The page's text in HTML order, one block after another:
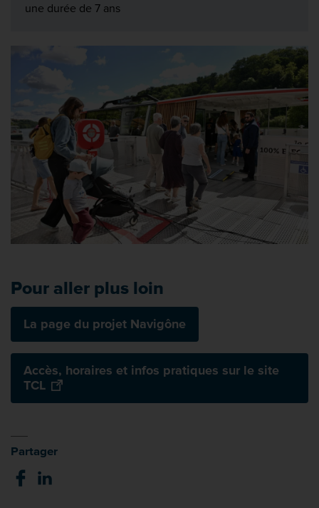
une durée de 7 ans
Pour aller plus loin
La page du projet Navigône
Accès, horaires et infos pratiques sur le site
TCL
Partager